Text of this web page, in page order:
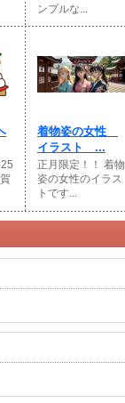
ンプルな...
着物姿の女性
イラスト ...
正月限定！！ 着物
姿の女性のイラス
トです...